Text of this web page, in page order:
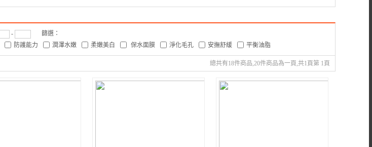
-
篩選：
防護能力 潤澤水嫩 柔嫩美白 保水面膜 淨化毛孔 安撫舒緩 平衡油脂
總共有18件商品,20件商品為一頁,共1頁第 1頁